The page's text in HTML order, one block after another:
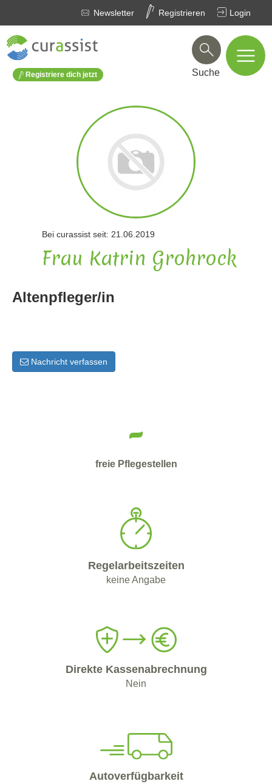
Login
Registrieren
Newsletter
Registriere dich jetzt Suche
Bei curassist seit: 21.06.2019
Frau Katrin Grohrock
Altenpfleger/in
Nachricht verfassen
-
freie Pflegestellen
Regelarbeitszeiten
keine Angabe
Direkte Kassenabrechnung
Nein
Autoverfügbarkeit